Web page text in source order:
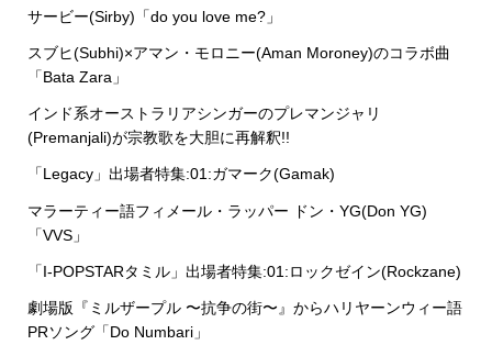
サービー(Sirby)「do you love me?」
スブヒ(Subhi)×アマン・モロニー(Aman Moroney)のコラボ曲
「Bata Zara」
インド系オーストラリアシンガーのプレマンジャリ
(Premanjali)が宗教歌を大胆に再解釈!!
「Legacy」出場者特集:01:ガマーク(Gamak)
マラーティー語フィメール・ラッパー ドン・YG(Don YG)
「VVS」
「I-POPSTARタミル」出場者特集:01:ロックゼイン(Rockzane)
劇場版『ミルザープル 〜抗争の街〜』からハリヤーンウィー語
PRソング「Do Numbari」